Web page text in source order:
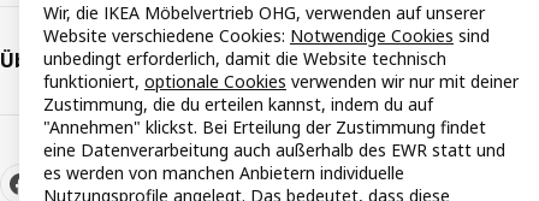
Über IKEA
Wir, die IKEA Möbelvertrieb OHG, verwenden auf unserer
Website verschiedene Cookies: Notwendige Cookies sind
unbedingt erforderlich, damit die Website technisch
funktioniert, optionale Cookies verwenden wir nur mit deiner
Zustimmung, die du erteilen kannst, indem du auf
"Annehmen" klickst. Bei Erteilung der Zustimmung findet
eine Datenverarbeitung auch außerhalb des EWR statt und
es werden von manchen Anbietern individuelle
Nutzungsprofile angelegt. Das bedeutet, dass diese